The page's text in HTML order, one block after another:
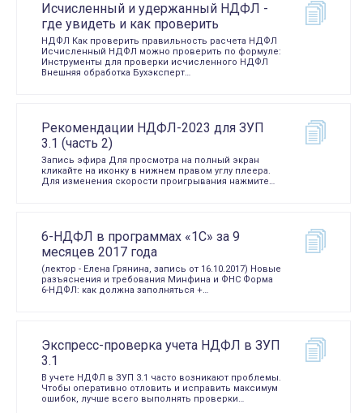
Исчисленный и удержанный НДФЛ -
где увидеть и как проверить
НДФЛ Как проверить правильность расчета НДФЛ
Исчисленный НДФЛ можно проверить по формуле:
Инструменты для проверки исчисленного НДФЛ
Внешняя обработка Бухэксперт…
Рекомендации НДФЛ-2023 для ЗУП
3.1 (часть 2)
Запись эфира Для просмотра на полный экран
кликайте на иконку в нижнем правом углу плеера.
Для изменения скорости проигрывания нажмите…
6-НДФЛ в программах «1С» за 9
месяцев 2017 года
(лектор - Елена Грянина, запись от 16.10.2017) Новые
разъяснения и требования Минфина и ФНС Форма
6-НДФЛ: как должна заполняться +…
Экспресс-проверка учета НДФЛ в ЗУП
3.1
В учете НДФЛ в ЗУП 3.1 часто возникают проблемы.
Чтобы оперативно отловить и исправить максимум
ошибок, лучше всего выполнять проверки…